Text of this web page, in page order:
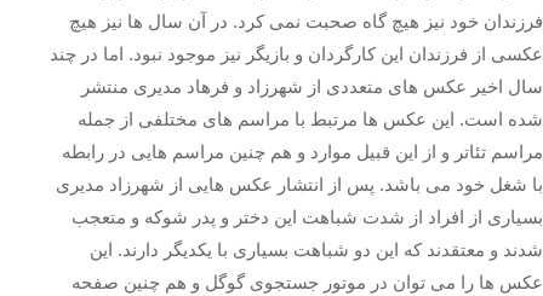
فرزندان خود نیز هیچ گاه صحبت نمی کرد. در آن سال ها نیز هیچ
عکسی از فرزندان این کارگردان و بازیگر نیز موجود نبود. اما در چند
سال اخیر عکس های متعددی از شهرزاد و فرهاد مدیری منتشر
شده است. این عکس ها مرتبط با مراسم های مختلفی از جمله
مراسم تئاتر و از این قبیل موارد و هم چنین مراسم هایی در رابطه
با شغل خود می باشد. پس از انتشار عکس هایی از شهرزاد مدیری
بسیاری از افراد از شدت شباهت این دختر و پدر شوکه و متعجب
شدند و معتقدند که این دو شباهت بسیاری با یکدیگر دارند. این
عکس ها را می توان در موتور جستجوی گوگل و هم چنین صفحه